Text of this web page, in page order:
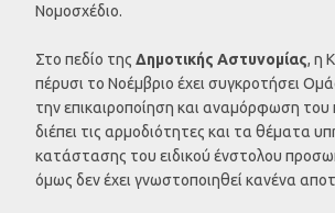
Νομοσχέδιο.
Στο πεδίο της Δημοτικής Αστυνομίας, η
πέρυσι το Νοέμβριο έχει συγκροτήσει
την επικαιροποίηση και αναμόρφωση του
διέπει τις αρμοδιότητες και τα θέματα
κατάστασης του ειδικού ένστολου
όμως δεν έχει γνωστοποιηθεί κανένα